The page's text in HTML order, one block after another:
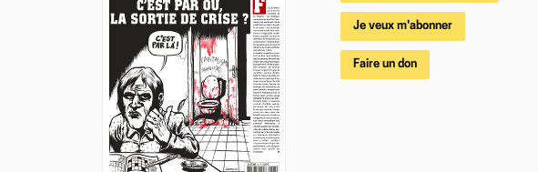
Je veux m'abonner
Faire un don